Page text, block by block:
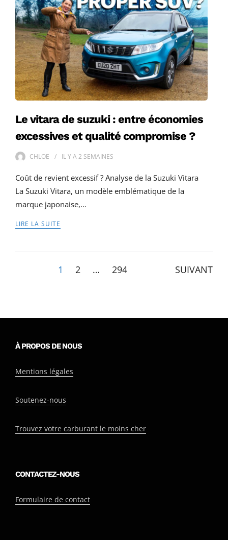
Le vitara de suzuki : entre économies
excessives et qualité compromise ?
CHLOE IL Y A2 SEMAINES
Coût de revient excessif ? Analyse de la Suzuki Vitara
La Suzuki Vitara, un modèle emblématique de la
marque japonaise,…
LIRE LA SUITE
Pagination
1 2 … 294 SUIVANT
À PROPOS DE NOUS
Mentions légales
Soutenez-nous
Trouvez votre carburant le moins cher
CONTACTEZ-NOUS
Formulaire de contact